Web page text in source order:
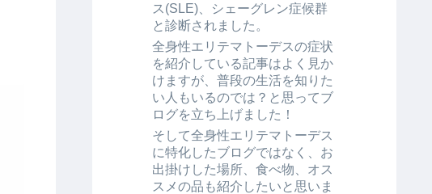
ス(SLE)、シェーグレン症候群
と診断されました。
全身性エリテマトーデスの症状
を紹介している記事はよく見か
けますが、普段の生活を知りた
い人もいるのでは？と思ってブ
ログを立ち上げました！
そして全身性エリテマトーデス
に特化したブログではなく、お
出掛けした場所、食べ物、オス
スメの品も紹介したいと思いま